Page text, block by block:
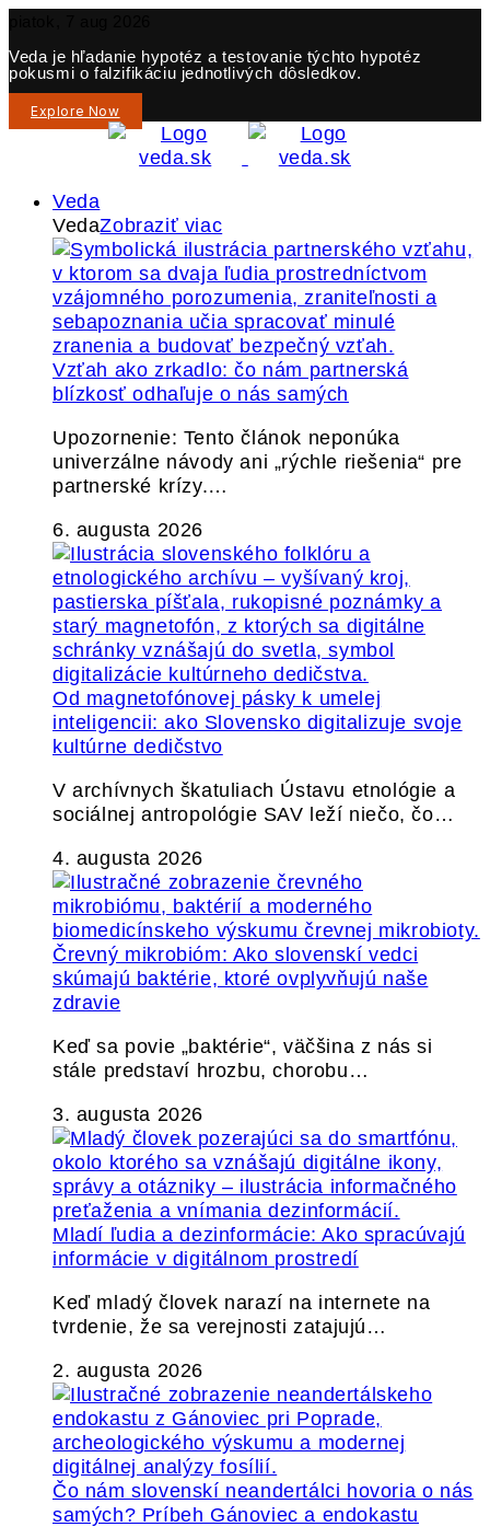
Veda je hľadanie hypotéz a testovanie týchto hypotéz
pokusmi o falzifikáciu jednotlivých dôsledkov.
Explore Now
Veda
VedaZobraziť viac
Vzťah ako zrkadlo: čo nám partnerská
blízkosť odhaľuje o nás samých
Upozornenie: Tento článok neponúka
univerzálne návody ani „rýchle riešenia“ pre
partnerské krízy.…
6. augusta 2026
Od magnetofónovej pásky k umelej
inteligencii: ako Slovensko digitalizuje svoje
kultúrne dedičstvo
V archívnych škatuliach Ústavu etnológie a
sociálnej antropológie SAV leží niečo, čo…
4. augusta 2026
Črevný mikrobióm: Ako slovenskí vedci
skúmajú baktérie, ktoré ovplyvňujú naše
zdravie
Keď sa povie „baktérie“, väčšina z nás si
stále predstaví hrozbu, chorobu…
3. augusta 2026
Mladí ľudia a dezinformácie: Ako spracúvajú
informácie v digitálnom prostredí
Keď mladý človek narazí na internete na
tvrdenie, že sa verejnosti zatajujú…
2. augusta 2026
Čo nám slovenskí neandertálci hovoria o nás
samých? Príbeh Gánoviec a endokastu